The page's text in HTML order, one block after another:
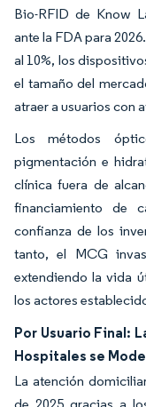
Bio-RFID de Know
ante la FDA para
al 10%, los
el tamaño del
atraer a usuarios con
Los métodos
pigmentación e
clínica fuera de
financiamiento de
confianza de los
tanto, el MCG
extendiendo la vida
los actores
Por Usuario Final:
Hospitales se
La atención
de 2025 gracias a